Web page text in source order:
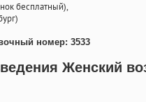
бесплатный),
номер: 3533
Женский